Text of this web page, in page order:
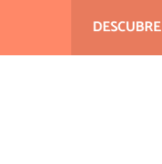
DESCUBRE